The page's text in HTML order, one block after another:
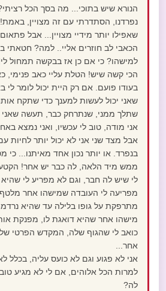
הנורא שיש בתוכי... מה בסך הכל
נפרדנו, הסתדרתי עם זה מצויין,
שאפילו יותר מידיי מצויין... אבל
הכאבי לב חוזרים אליי.. למה? חטאתי
למישהו? כי אם כן אז בבקשה תמחול
הכי קשה שיש! הטלת עליי כאב פנימי,
בעודו פועם. אם רק היית יכול לומר
שאני יכול לעשות למענך כדי שתקח
שתלך ממני, שנתרחק כבר, תעשה שאני
אני מודה, טוב לי עכשיו, ואני נמצא
אבל מצד שני אני לא יכול יותר לחיות
בנפרד. או יותר נכון אחד מאיתנו...
ממש מיד הלאה, לה כבר יש אחר!
לי שיש לה חבר, וגם לא מפריע לי
מפריעה לי העובדה שמישהו אחר
מתרפקת על גופו בלילה עד שהיא
מישהו אחר שהיא דואגת לו, מפנקת
כואב לי שהגוף שלה, המקדש הפרטי
אחר...
אני לא פגוע וגם לא כועס עליה, בכלל
למרות הכל אלוהים, אם לי לא מגיע
לה?